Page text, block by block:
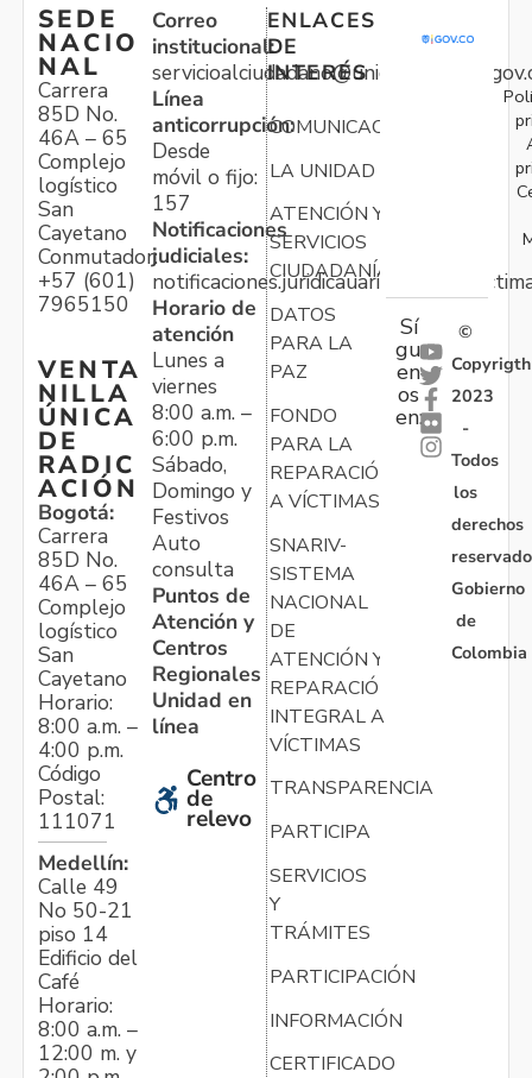
SEDE
NACIO
NAL
Carrera
85D No.
46A – 65
Complejo
logístico
San
Cayetano
Conmutador:
+57 (601)
7965150
VENTA
NILLA
ÚNICA
DE
RADIC
ACIÓN
Bogotá:
Carrera
85D No.
46A – 65
Complejo
logístico
San
Cayetano
Horario:
8:00 a.m. –
4:00 p.m.
Código
Postal:
111071
Medellín:
Calle 49
No 50-21
piso 14
Edificio del
Café
Horario:
8:00 a.m. –
12:00 m. y
Correo
institucional:
Línea
anticorrupción:
Desde
móvil o fijo:
157
Notificaciones
judiciales:
Horario de
atención
Lunes a
viernes
8:00 a.m. –
6:00 p.m.
Sábado,
Domingo y
Festivos
Auto
consulta
Puntos de
Atención y
Centros
Regionales
Unidad en
línea
Centro
de
relevo
ENLACES
DE
INTERÉS
COMUNICACIONES
LA UNIDAD
ATENCIÓN Y
SERVICIOS
CIUDADANÍA
DATOS
PARA LA
PAZ
FONDO
PARA LA
REPARACIÓN
A VÍCTIMAS
SNARIV-
SISTEMA
NACIONAL
DE
ATENCIÓN Y
REPARACIÓN
INTEGRAL A
VÍCTIMAS
TRANSPARENCIA
PARTICIPA
SERVICIOS
Y
TRÁMITES
PARTICIPACIÓN
INFORMACIÓN
CERTIFICADO
Sí
gu
en
os
en:
©
Copyrigth
2023
-
Todos
los
derechos
Gobierno
de
Colombia